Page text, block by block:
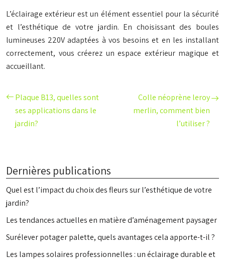
L’éclairage extérieur est un élément essentiel pour la sécurité
et l’esthétique de votre jardin. En choisissant des boules
lumineuses 220V adaptées à vos besoins et en les installant
correctement, vous créerez un espace extérieur magique et
accueillant.
Plaque B13, quelles sont
ses applications dans le
jardin?
Colle néoprène leroy
merlin, comment bien
l’utiliser ?
Dernières publications
Quel est l’impact du choix des fleurs sur l’esthétique de votre
jardin?
Les tendances actuelles en matière d’aménagement paysager
Surélever potager palette, quels avantages cela apporte-t-il ?
Les lampes solaires professionnelles : un éclairage durable et